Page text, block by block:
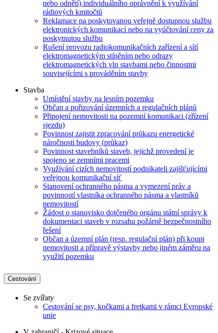
nebo odnětí) individuálního oprávnění k využívání
rádiových kmitočtů
Reklamace na poskytovanou veřejně dostupnou službu
elektronických komunikací nebo na vyúčtování ceny za
poskytnutou službu
Rušení provozu radiokomunikačních zařízení a sítí
elektromagnetickým stíněním nebo odrazy
elektromagnetických vln stavbami nebo činnostmi
souvisejícími s prováděním stavby
Stavba
Umístění stavby na lesním pozemku
Občan a pořizování územních a regulačních plánů
Připojení nemovitosti na pozemní komunikaci (zřízení
sjezdu)
Povinnost zajistit zpracování průkazu energetické
náročnosti budovy (průkaz)
Povinnost stavebníků staveb, jejichž provedení je
spojeno se zemními pracemi
Využívání cizích nemovitostí podnikateli zajišťujícími
veřejnou komunikační síť
Stanovení ochranného pásma a vymezení práv a
povinností vlastníka ochranného pásma a vlastníků
nemovitostí
Žádost o stanovisko dotčeného orgánu státní správy k
dokumentaci staveb v rozsahu požárně bezpečnostního
řešení
Občan a územní plán (resp. regulační plán) při koupi
nemovitosti a přípravě výstavby nebo jiném záměru na
využití pozemku
Cestování
Se zvířaty
Cestování se psy, kočkami a fretkami v rámci Evropské
unie